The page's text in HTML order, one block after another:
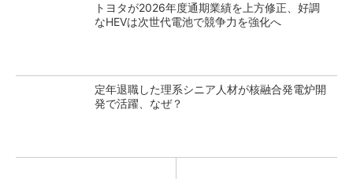
トヨタが2026年度通期業績を上方修正、好調
なHEVは次世代電池で競争力を強化へ
定年退職した理系シニア人材が核融合発電炉開
発で活躍、なぜ？